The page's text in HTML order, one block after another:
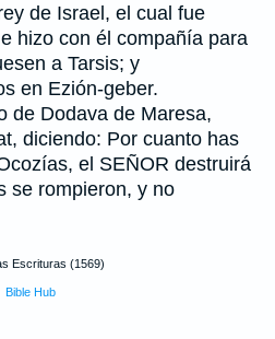
de Israel, el cual fue
e hizo con él compañía para
a Tarsis; y
en Ezión-geber.
de Dodava de Maresa,
diciendo: Por cuanto has
el SEÑOR destruirá
se rompieron, y no
Escrituras (1569)
Bible Hub